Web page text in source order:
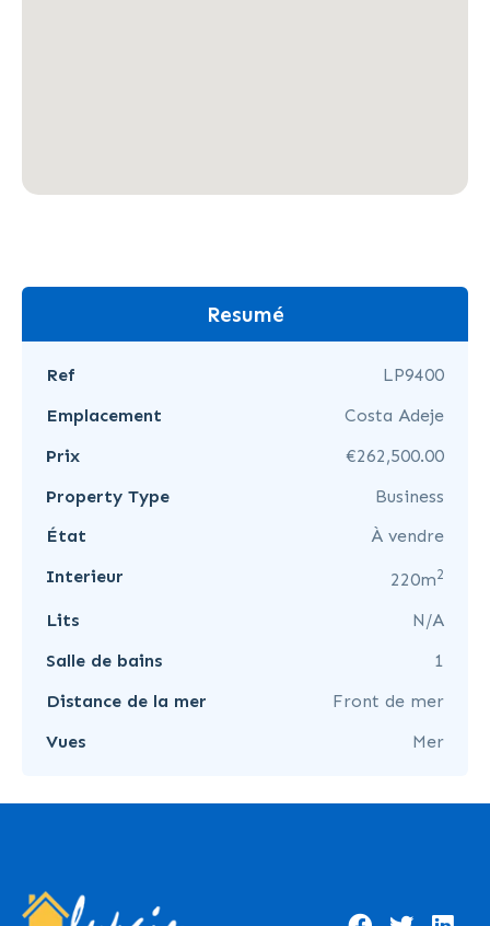
Resumé
Ref
LP9400
Emplacement
Costa Adeje
Prix
€262,500.00
Property Type
Business
État
À vendre
Interieur
220m2
Lits
N/A
Salle de bains
1
Distance de la mer
Front de mer
Vues
Mer